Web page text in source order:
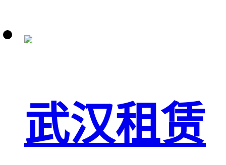
武汉租赁